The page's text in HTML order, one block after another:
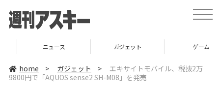
t
o
e
v
ニュース ガジェット
home > ガジェット >
エキサイトモバイル、税抜2万
9800円で「AQUOS sense2 SH-M08」を発売